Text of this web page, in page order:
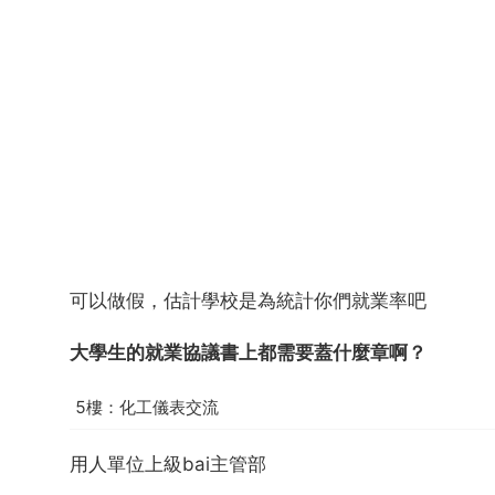
可以做假，估計學校是為統計你們就業率吧
大學生的就業協議書上都需要蓋什麼章啊？
5樓：化工儀表交流
用人單位上級bai主管部